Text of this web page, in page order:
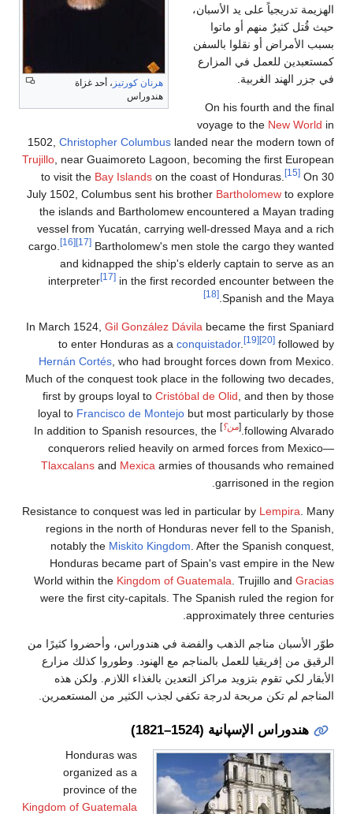
، أحد غزاة
تدريجياً على يد الأسبان،
كثيرٌ منهم أو ماتوا
أو نقلوا بالسفن
للعمل في المزارع
الغربية.
On his fourth and
voyage to theNew
1502,Christopher Columbuslanded near the modern
Trujillo, near Guaimoreto Lagoon, becoming the first
to visit theBay Islandson the coast of Honduras.
July 1502, Columbus sent his brotherBartholomewto
the islands and Bartholomew encountered a Mayan
vessel from Yucatán, carrying well-dressed Maya
cargo.
[16] [17]Bartholomew's men stole the cargo they
and kidnapped the ship's elderly captain to
interpreter
[17]in the first recorded encounter
Spanish and
[18]
In March 1524,Gil González Dávilabecame the first
to enter Honduras as aconquistador. [19] [20]
Hernán Cortés , who had brought forces down from
Much of the conquest took place in the following two
first by groups loyal toCristóbal de Olid , and then
loyal to Francisco de Montejobut most particularly
following
[ من؟]
In addition to Spanish resources, the
conquerors relied heavily on armed forces from
TlaxcalansandMexica armies of thousands who
garrisoned in the
Resistance to conquest was led in particular byLempira
regions in the north of Honduras never fell to the
notably theMiskito Kingdom . After the Spanish
Honduras became part of Spain's vast empire in
World within theKingdom of Guatemala. Trujillo and
were the first city-capitals. The Spanish ruled the
approximately three
مناجم الذهب والفضة في هندوراس، وأحضروا كثيرًا من
إفريقيا للعمل بالمناجم مع الهنود. وطوروا كذلك مزارع
لكي تقوم بتزويد مراكز التعدين بالغذاء اللازم. ولكن هذه
لم تكن مربحة لدرجة تكفي لجذب الكثير من المستعمرين.
الإسپانية (1524–1821)
Honduras was
organized as a
province of the
Kingdom of Guatemala